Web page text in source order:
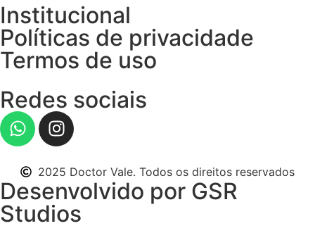
Institucional
Políticas de privacidade
Termos de uso
Redes sociais
2025 Doctor Vale. Todos os direitos reservados
Desenvolvido por GSR
Studios